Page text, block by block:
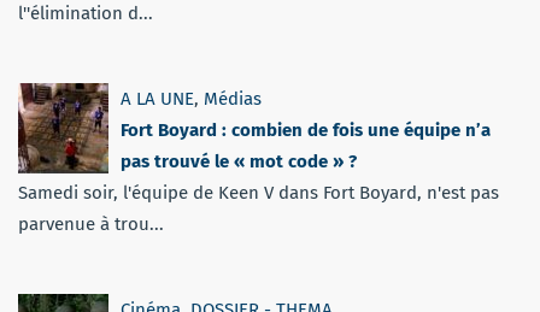
l''élimination d...
A LA UNE, Médias
Fort Boyard : combien de fois une équipe n’a
pas trouvé le « mot code » ?
Samedi soir, l'équipe de Keen V dans Fort Boyard, n'est pas
parvenue à trou...